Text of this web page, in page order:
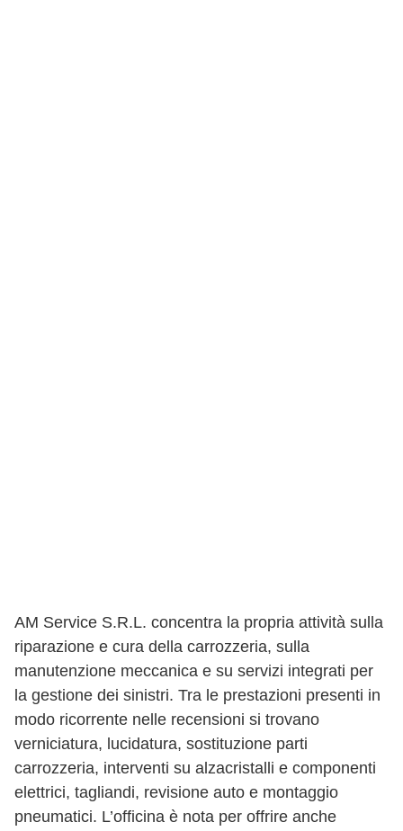
AM Service S.R.L. concentra la propria attività sulla
riparazione e cura della carrozzeria, sulla
manutenzione meccanica e su servizi integrati per
la gestione dei sinistri. Tra le prestazioni presenti in
modo ricorrente nelle recensioni si trovano
verniciatura, lucidatura, sostituzione parti
carrozzeria, interventi su alzacristalli e componenti
elettrici, tagliandi, revisione auto e montaggio
pneumatici. L’officina è nota per offrire anche